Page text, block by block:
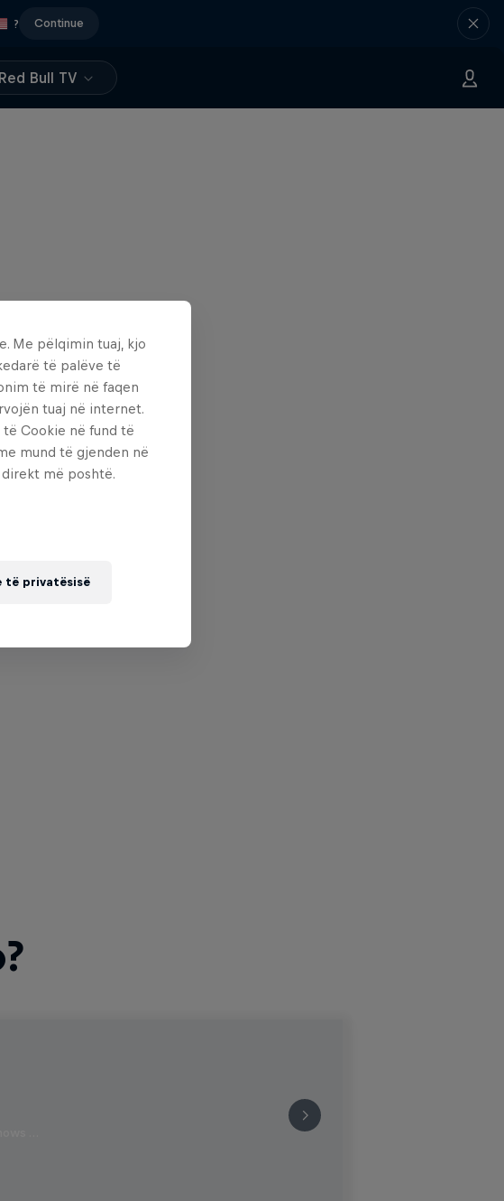
? Continue
Red Bull TV
…
Me pëlqimin tuaj, kjo
të palëve të
të mirë në faqen
tuaj në internet.
Cookie në fund të
mund të gjenden në
më poshtë.
të privatësisë